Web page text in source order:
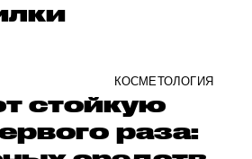
КОСМЕТОЛОГИЯ
стойкую
раза: